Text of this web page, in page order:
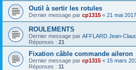
Outil à sertir les rotules
Dernier message par cp1315 « 21 mai
ROULEMENTS
Dernier message par AFFLARD Jean-
Réponses : 21
Fixation câble commande aileron
Dernier message par cp1315 « 15 mars
Réponses : 11